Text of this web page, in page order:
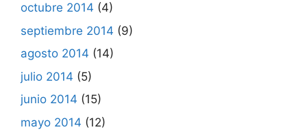
octubre 2014 (4)
septiembre 2014 (9)
agosto 2014 (14)
julio 2014 (5)
junio 2014 (15)
mayo 2014 (12)